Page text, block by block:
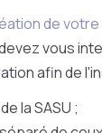
de
vous
afin de
la SASU ;